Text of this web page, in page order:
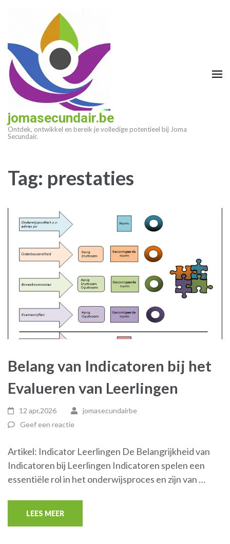
(druk
enter)
jomasecundair.be
Ontdek, ontwikkel en bereik je volledige potentieel bij Joma
Secundair.
Tag: prestaties
Belang van Indicatoren bij het
Evalueren van Leerlingen
12 apr,2026
jomasecundairbe
Geef een reactie
Artikel: Indicator Leerlingen De Belangrijkheid van
Indicatoren bij Leerlingen Indicatoren spelen een
essentiële rol in het onderwijsproces en zijn van …
LEES MEER